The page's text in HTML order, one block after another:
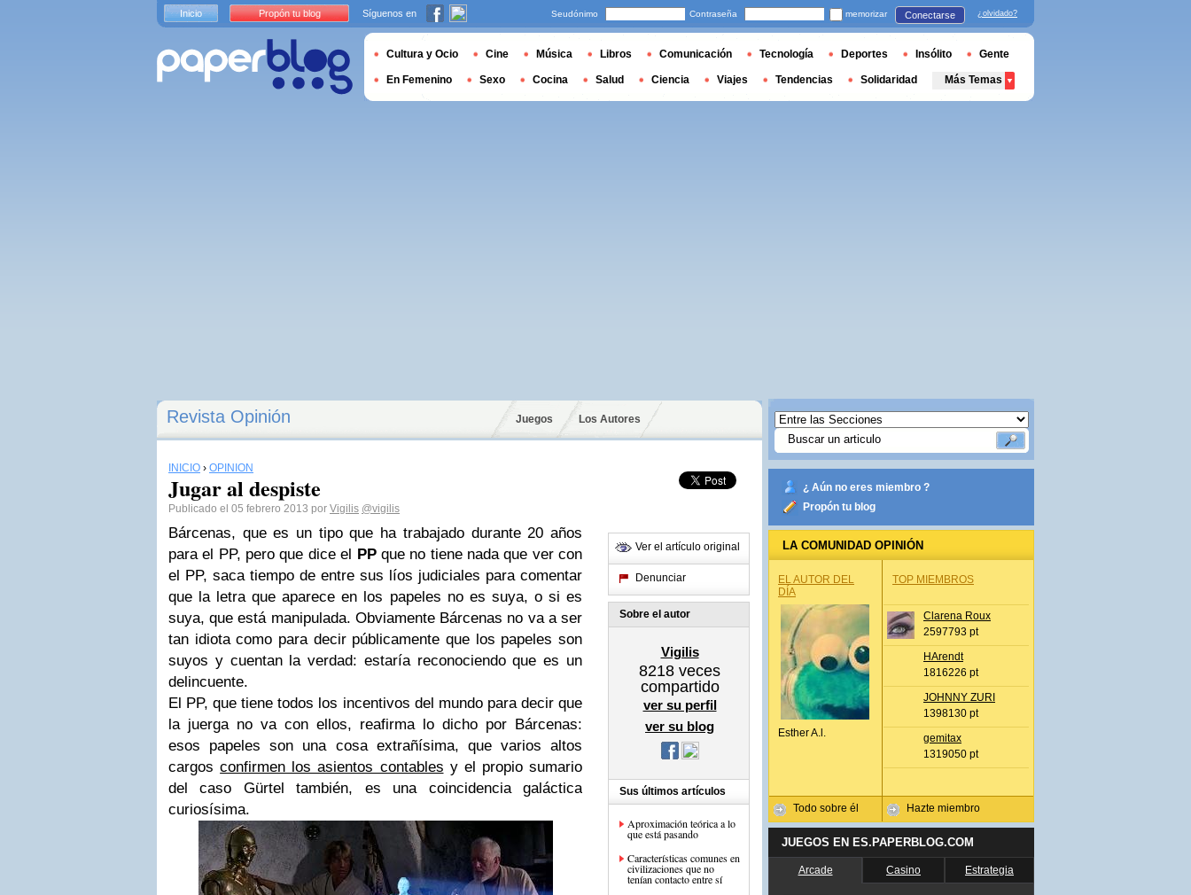
Revista Opinión Juegos Los Autores
INICIO › OPINIÓN
Jugar al despiste
Publicado el 05 febrero 2013 por Vigilis @vigilis
Bárcenas, que es un tipo que ha trabajado durante 20 años
para el PP, pero que dice el PPque no tiene nada que ver con
el PP, saca tiempo de entre sus líos judiciales para comentar
que la letra que aparece en los papeles no es suya, o si es
suya, que está manipulada. Obviamente Bárcenas no va a ser
tan idiota como para decir públicamente que los papeles son
suyos y cuentan la verdad: estaría reconociendo que es un
delincuente.
El PP, que tiene todos los incentivos del mundo para decir que
la juerga no va con ellos, reafirma lo dicho por Bárcenas:
esos papeles son una cosa extrañísima, que varios altos
cargosconfirmen los asientos contables y el propio sumario
del caso Gürtel también, es una coincidencia galáctica
curiosísima.
Ver el artículo original
Denunciar
Sobre el autor
Vigilis
8218 veces
compartido
ver su perfil
ver su blog
Sus últimos artículos
Aproximación teórica a lo
que está pasando
Características comunes en
civilizaciones que no
tenían contacto entre sí
¿ Aún no eres miembro ?
Propón tu blog
LA COMUNIDAD OPINIÓN
EL AUTOR DEL
DÍA
Esther A.l.
Todo sobre él
TOP MIEMBROS
Clarena Roux
2597793 pt
HArendt
1816226 pt
JOHNNY ZURI
1398130 pt
gemitax
1319050 pt
Hazte miembro
JUEGOS EN ES.PAPERBLOG.COM
Arcade Casino Estrategia
Inicio Propón tu blog Síguenos en Seudónimo Contraseña memorizar Conectarse ¿olvidado?
Cultura y Ocio Cine Música Libros Comunicación Tecnología Deportes Insólito Gente
En Femenino Sexo Cocina Salud Ciencia Viajes Tendencias Solidaridad Más Temas